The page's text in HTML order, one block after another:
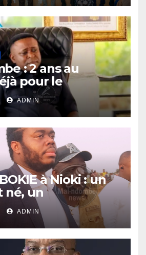
: 2 ans au
pour le
Nkoso Kevani
ADMIN
à Nioki : un
né, un
leur est donné
ADMIN